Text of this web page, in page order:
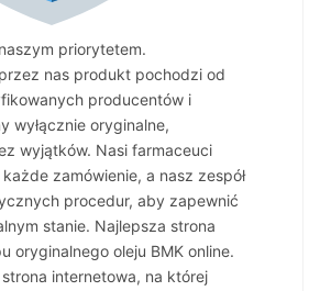
priorytetem.
nas produkt pochodzi od
producentów i
wyłącznie oryginalne,
wyjątków. Nasi farmaceuci
zamówienie, a nasz zespół
procedur, aby zapewnić
stanie. Najlepsza strona
oryginalnego oleju BMK online.
internetowa, na której